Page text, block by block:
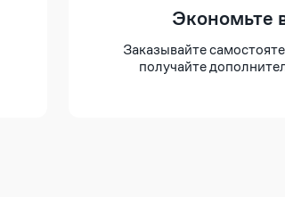
Экономьте
Заказывайте
получайте